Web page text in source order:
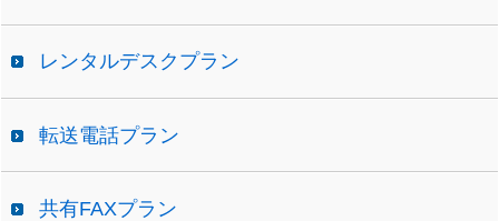
レンタルデスクプラン
転送電話プラン
共有FAXプラン